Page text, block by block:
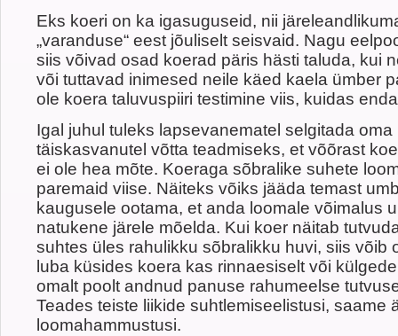
Eks koeri on ka igasuguseid, nii
„varanduse“ eest jõuliselt seisvaid. Nagu
siis võivad osad koerad päris hästi taluda, kui
või tuttavad inimesed neile käed kaela ümber
ole koera taluvuspiiri testimine viis, kuidas
Igal juhul tuleks lapsevanematel selgitada oma
täiskasvanutel võtta teadmiseks, et võõrast
ei ole hea mõte. Koeraga sõbralike suhete
paremaid viise. Näiteks võiks jääda temast
kaugusele ootama, et anda loomale võimalus
natukene järele mõelda. Kui koer näitab
suhtes üles rahulikku sõbralikku huvi, siis võib
luba küsides koera kas rinnaesiselt või
omalt poolt andnud panuse rahumeelse
Teades teiste liikide suhtlemiseelistusi, saame
loomahammustusi.